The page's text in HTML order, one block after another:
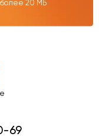
20 МБ
69